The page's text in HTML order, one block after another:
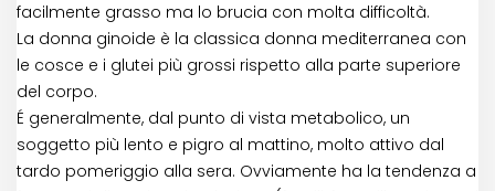
facilmente grasso ma lo brucia con molta difficoltà.
La donna ginoide è la classica donna mediterranea con
le cosce e i glutei più grossi rispetto alla parte superiore
del corpo.
É generalmente, dal punto di vista metabolico, un
soggetto più lento e pigro al mattino, molto attivo dal
tardo pomeriggio alla sera. Ovviamente ha la tendenza a